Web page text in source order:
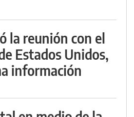
la reunión con el
Estados Unidos,
información